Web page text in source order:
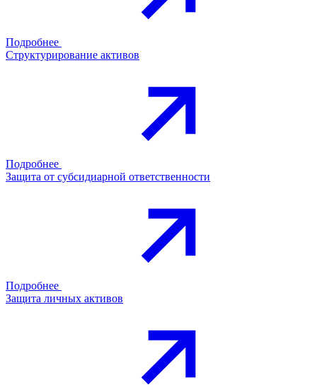
Подробнее
Структурирование активов
Подробнее
Защита от субсидиарной ответственности
Подробнее
Защита личных активов